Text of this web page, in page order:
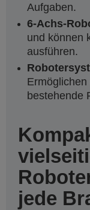
Aufgaben.
6-Achs-
und können
ausführen.
bestehende
jede